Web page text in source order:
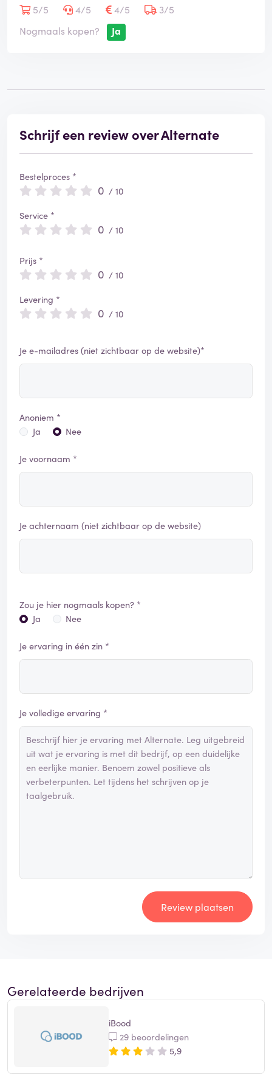
5/5 4/5 4/5
3/5
Nogmaals kopen?
Ja
Schrijf een review over Alternate
Bestelproces *
0 / 10
Service *
0 / 10
Prijs *
0 / 10
Levering *
0 / 10
Je e-mailadres (niet zichtbaar op de website)*
Anoniem *
Ja
Nee
Je voornaam *
Je achternaam (niet zichtbaar op de website)
Zou je hier nogmaals kopen? *
Ja
Nee
Je ervaring in één zin *
Je volledige ervaring *
Review plaatsen
Gerelateerde bedrijven
iBood
29 beoordelingen
5,9